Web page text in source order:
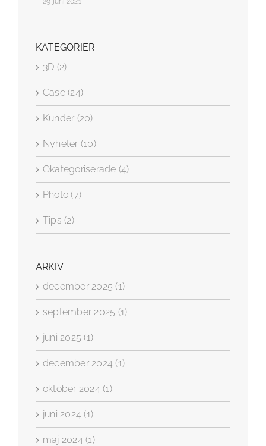
KATEGORIER
3D (2)
Case (24)
Kunder (20)
Nyheter (10)
Okategoriserade (4)
Photo (7)
Tips (2)
ARKIV
december 2025 (1)
september 2025 (1)
juni 2025 (1)
december 2024 (1)
oktober 2024 (1)
juni 2024 (1)
maj 2024 (1)